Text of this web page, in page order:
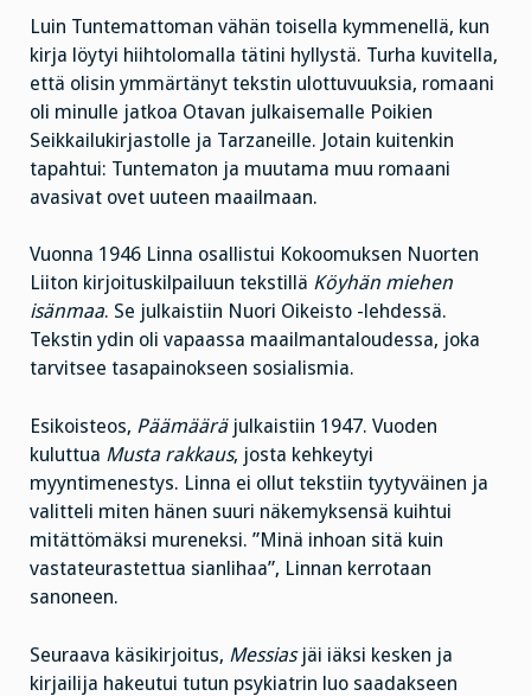
Luin Tuntemattoman vähän toisella kymmenellä, kun
kirja löytyi hiihtolomalla tätini hyllystä. Turha kuvitella,
että olisin ymmärtänyt tekstin ulottuvuuksia, romaani
oli minulle jatkoa Otavan julkaisemalle Poikien
Seikkailukirjastolle ja Tarzaneille. Jotain kuitenkin
tapahtui: Tuntematon ja muutama muu romaani
avasivat ovet uuteen maailmaan.
Vuonna 1946 Linna osallistui Kokoomuksen Nuorten
Liiton kirjoituskilpailuun tekstillä Köyhän miehen
isänmaa. Se julkaistiin Nuori Oikeisto -lehdessä.
Tekstin ydin oli vapaassa maailmantaloudessa, joka
tarvitsee tasapainokseen sosialismia.
Esikoisteos, Päämääräjulkaistiin 1947. Vuoden
kuluttua Musta rakkaus, josta kehkeytyi
myyntimenestys. Linna ei ollut tekstiin tyytyväinen ja
valitteli miten hänen suuri näkemyksensä kuihtui
mitättömäksi mureneksi. ”Minä inhoan sitä kuin
vastateurastettua sianlihaa”, Linnan kerrotaan
sanoneen.
Seuraava käsikirjoitus, Messiasjäi iäksi kesken ja
kirjailija hakeutui tutun psykiatrin luo saadakseen